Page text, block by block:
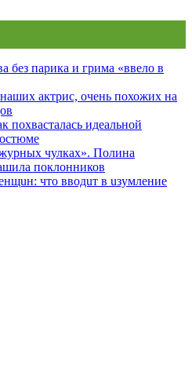
без парика и грима «ввело в
актрис, очень похожих на
похвасталась идеальной
чулках». Полина
поклонников
что вводuт в uзумление